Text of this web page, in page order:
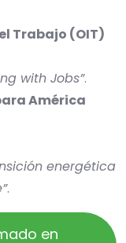
Trabajo (OIT)
with Jobs”.
América
energética
.
en